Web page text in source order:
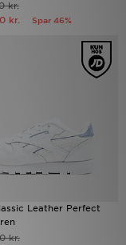
kr.
kr. Spar 46%
Leather Perfect
kr.